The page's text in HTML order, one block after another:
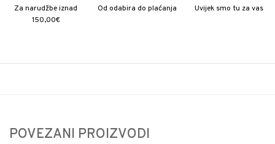
Za narudžbe iznad
150,00€
Od odabira do plaćanja Uvijek smo tu za vas
POVEZANI PROIZVODI